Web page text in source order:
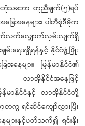
ဘုံသဘော တူညီချက်(၅)ရပ်
အနေများ၊ ပါတီစုံဒီမိုက
က်လက်လျှောက်လှမ်းလျက်ရှိ
းရေးရရှိရန်နှင့် နိုင်ငံဖွံ့ဖြိုး
ေများ၊ မြန်မာနိုင်ငံ၏
ပေါ် လာအိုနိုင်ငံအနေဖြင့်
န်မာနိုင်ငံနှင့် လာအိုနိုင်ငံတို့
ရင်ဆိုင်ကျော်လွှားပြီး
ားနှင့်ပတ်သက်၍ ရင်းနှီး